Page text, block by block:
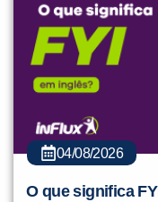
04/08/2026
O que significa